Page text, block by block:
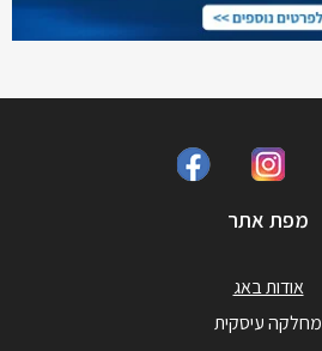
מפת אתר
אודות באג
מחלקה עיסקית